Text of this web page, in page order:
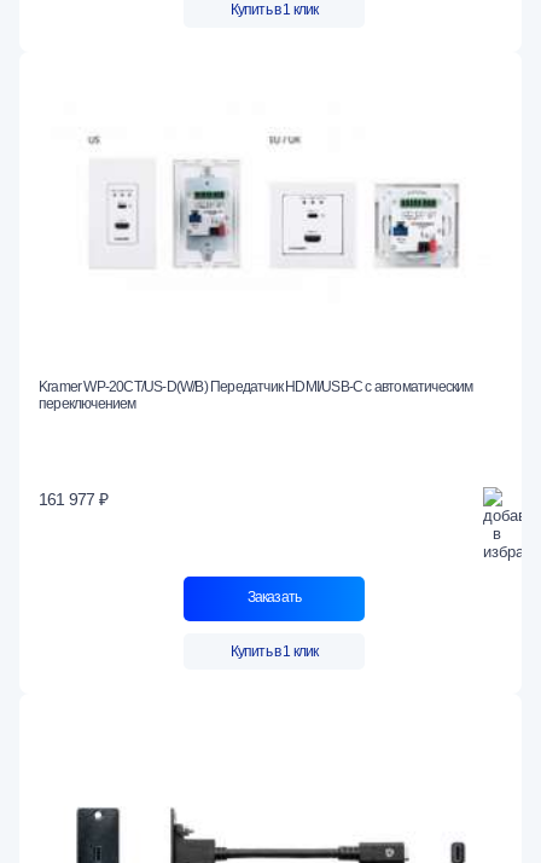
Купить в 1 клик
Kramer WP-20CT/US-D(W/B) Передатчик HDMI/USB-C с автоматическим
переключением
161 977 ₽
Заказать
Купить в 1 клик